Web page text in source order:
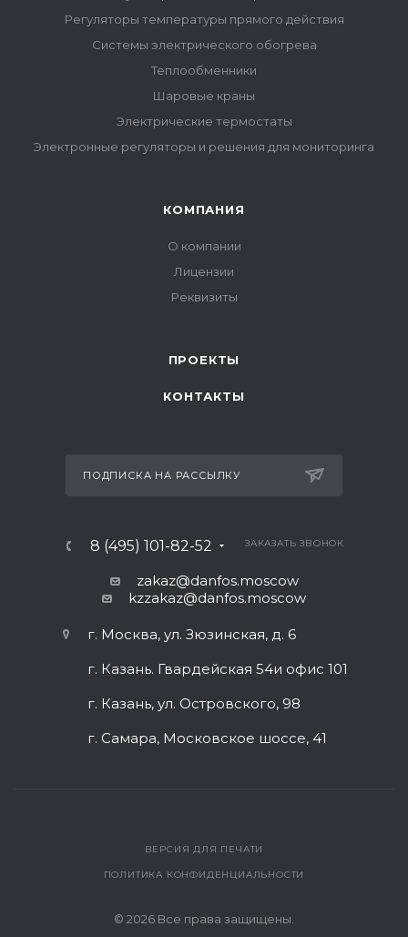
Регуляторы температуры прямого действия
Системы электрического обогрева
Теплообменники
Шаровые краны
Электрические термостаты
Электронные регуляторы и решения для мониторинга
КОМПАНИЯ
О компании
Лицензии
Реквизиты
ПРОЕКТЫ
КОНТАКТЫ
ПОДПИСКА НА РАССЫЛКУ
8 (495) 101-82-52 ЗАКАЗАТЬ ЗВОНОК
zakaz@danfos.moscow
kzzakaz@danfos.moscow
г. Москва, ул. Зюзинская, д. 6
г. Казань. Гвардейская 54и офис 101
г. Казань, ул. Островского, 98
г. Самара, Московское шоссе, 41
ВЕРСИЯ ДЛЯ ПЕЧАТИ
ПОЛИТИКА КОНФИДЕНЦИАЛЬНОСТИ
© 2026 Все права защищены.